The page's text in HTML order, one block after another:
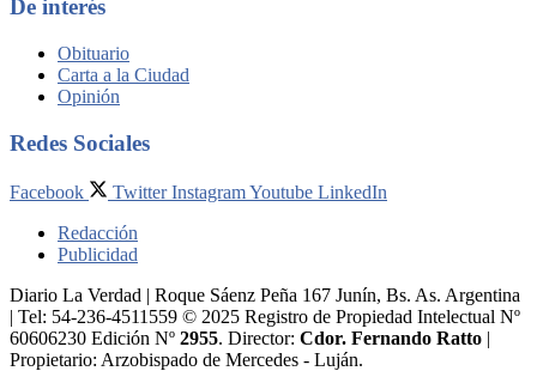
De interés
Obituario
Carta a la Ciudad
Opinión
Redes Sociales
Facebook Twitter InstagramYoutube LinkedIn
Redacción
Publicidad
Diario La Verdad | Roque Sáenz Peña 167 Junín, Bs. As. Argentina
| Tel: 54-236-4511559 © 2025 Registro de Propiedad Intelectual Nº
60606230 Edición Nº 2955. Director:​ Cdor. Fernando Ratto |
Propietario:​ Arzobispado de Mercedes - Luján.